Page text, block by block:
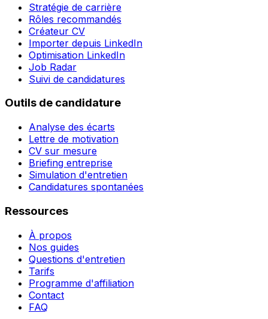
Stratégie de carrière
Rôles recommandés
Créateur CV
Importer depuis LinkedIn
Optimisation LinkedIn
Job Radar
Suivi de candidatures
Outils de candidature
Analyse des écarts
Lettre de motivation
CV sur mesure
Briefing entreprise
Simulation d'entretien
Candidatures spontanées
Ressources
À propos
Nos guides
Questions d'entretien
Tarifs
Programme d'affiliation
Contact
FAQ